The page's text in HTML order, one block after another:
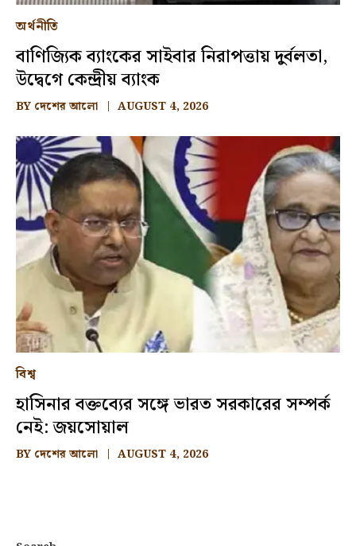
অর্থনীতি
বাণিজ্যিক ব্যাংকের সাইবার নিরাপত্তায় দুর্বলতা,
উদ্বেগে কেন্দ্রীয় ব্যাংক
BY দেশের আলো AUGUST 4, 2026
বিশ্ব
হাসিনার বক্তব্যের সঙ্গে ভারত সরকারের সম্পর্ক
নেই: জয়সোয়াল
BY দেশের আলো AUGUST 4, 2026